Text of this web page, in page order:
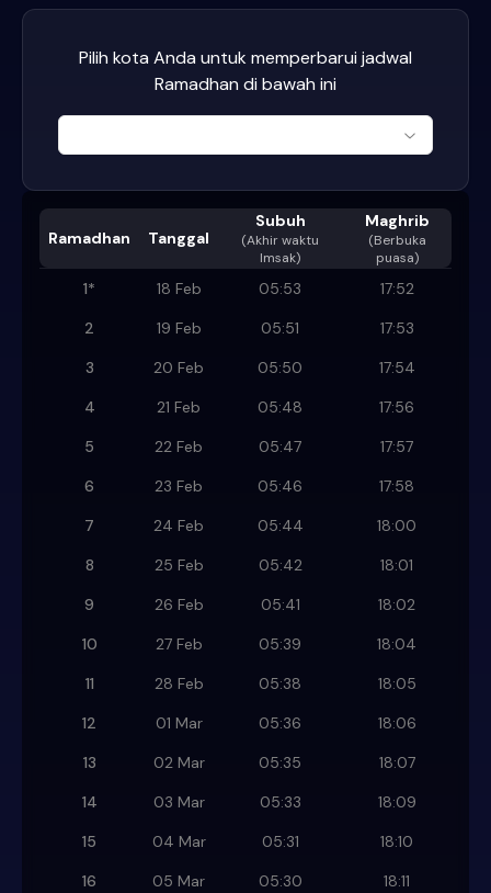
Pilih kota Anda untuk memperbarui jadwal
Ramadhan di bawah ini
Ramadhan Tanggal
Subuh
(Akhir waktu
Imsak)
Maghrib
(Berbuka
puasa)
1* 18 Feb 05:53
17:52
2
19 Feb 05:51
17:53
3
20 Feb 05:50
17:54
4
21 Feb 05:48
17:56
5
22 Feb 05:47
17:57
6
23 Feb 05:46
17:58
7
24 Feb 05:44
18:00
8
25 Feb 05:42
18:01
9
26 Feb 05:41
18:02
10
27 Feb 05:39
18:04
11
28 Feb 05:38
18:05
12
01 Mar 05:36
18:06
13
02 Mar 05:35
18:07
14
03 Mar 05:33
18:09
15
04 Mar 05:31
18:10
16
05 Mar 05:30
18:11